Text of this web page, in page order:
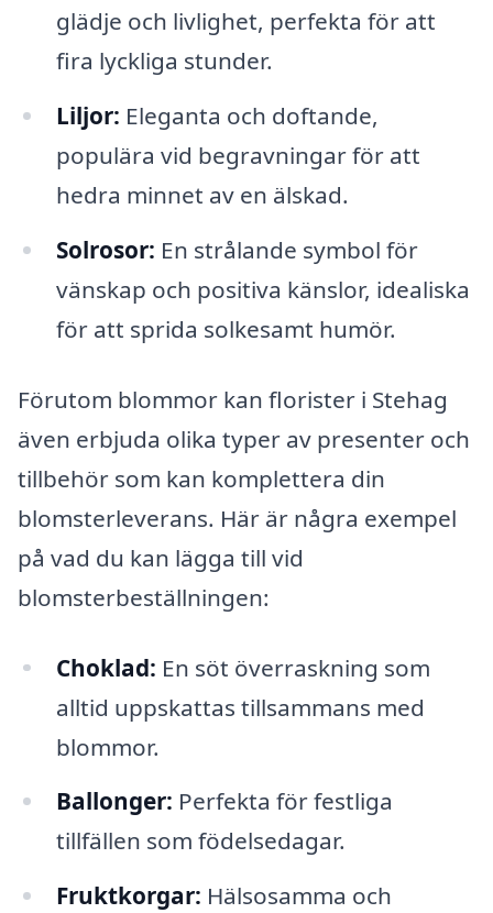
glädje och livlighet, perfekta för att
fira lyckliga stunder.
Liljor: Eleganta och doftande,
populära vid begravningar för att
hedra minnet av en älskad.
Solrosor: En strålande symbol för
vänskap och positiva känslor, idealiska
för att sprida solkesamt humör.
Förutom blommor kan florister i Stehag
även erbjuda olika typer av presenter och
tillbehör som kan komplettera din
blomsterleverans. Här är några exempel
på vad du kan lägga till vid
blomsterbeställningen:
Choklad: En söt överraskning som
alltid uppskattas tillsammans med
blommor.
Ballonger: Perfekta för festliga
tillfällen som födelsedagar.
Fruktkorgar: Hälsosamma och